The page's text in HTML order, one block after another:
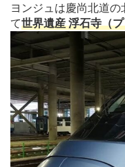
ヨンジュは慶尚北道
て世界遺産 浮石寺（